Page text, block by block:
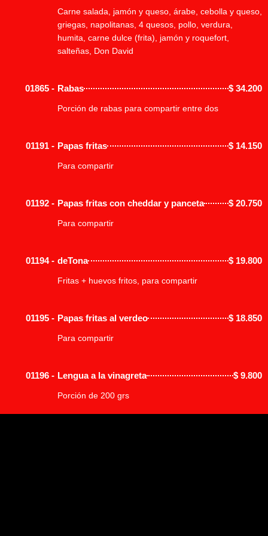
Carne salada, jamón y queso, árabe, cebolla y queso,
griegas, napolitanas, 4 quesos, pollo, verdura,
humita, carne dulce (frita), jamón y roquefort,
salteñas, Don David
01865 - Rabas $34.200
Porción de rabas para compartir entre dos
01191 - Papas fritas $14.150
Para compartir
01192 - Papas fritas con cheddar y panceta $20.750
Para compartir
01194 - deTona $19.800
Fritas + huevos fritos, para compartir
01195 - Papas fritas al verdeo $18.850
Para compartir
01196 - Lengua a la vinagreta $9.800
Porción de 200 grs